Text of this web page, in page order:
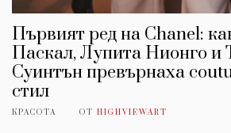
Първият ред на Chanel:
Паскал, Лупита Нионго и
Суинтън превърнаха
стил
КРАСОТА ОТ HIGHVIEWART